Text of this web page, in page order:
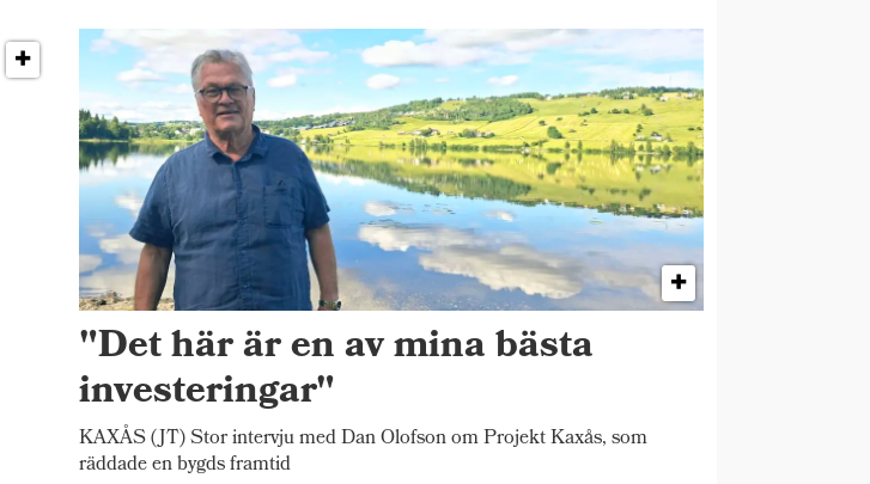
"Det här är en av mina bästa
investeringar"
KAXÅS (JT) Stor intervju med Dan Olofson om Projekt Kaxås, som
räddade en bygds framtid